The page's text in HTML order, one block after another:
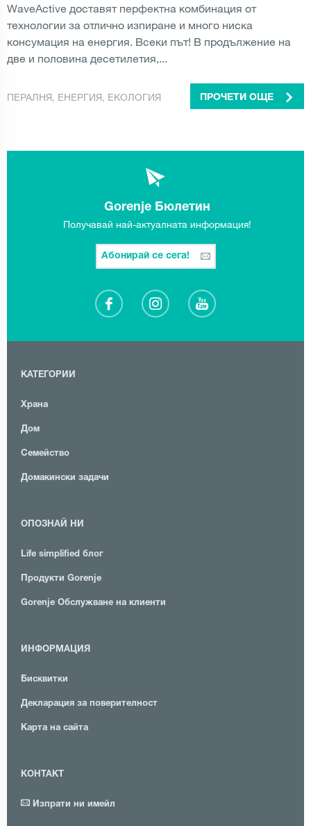
WaveActive доставят перфектна комбинация от
технологии за отлично изпиране и много ниска
консумация на енергия. Всеки път! В продължение на
две и половина десетилетия,...
ПЕРАЛНЯ, ЕНЕРГИЯ, ЕКОЛОГИЯ ПРОЧЕТИ ОЩЕ
Gorenje Бюлетин
Получавай най-актуалната информация!
Абонирай се сега!
КАТЕГОРИИ
Храна
Дом
Семейство
Домакински задачи
ОПОЗНАЙ НИ
Life simplified блог
Продукти Gorenje
Gorenje Обслужване на клиенти
ИНФОРМАЦИЯ
Бисквитки
Декларация за поверителност
Карта на сайта
КОНТАКТ
Изпрати ни имейл